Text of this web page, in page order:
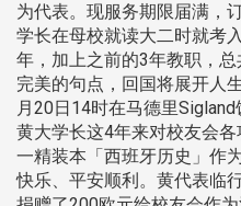
为代表。现服务期限届满，
学长在母校就读大二时就考
年，加上之前的3年教职，
完美的句点，回国将展开人
月20日14时在马德里
黄大学长这4年来对校友会
一精装本「西班牙历史」作
快乐、平安顺利。黄代表临